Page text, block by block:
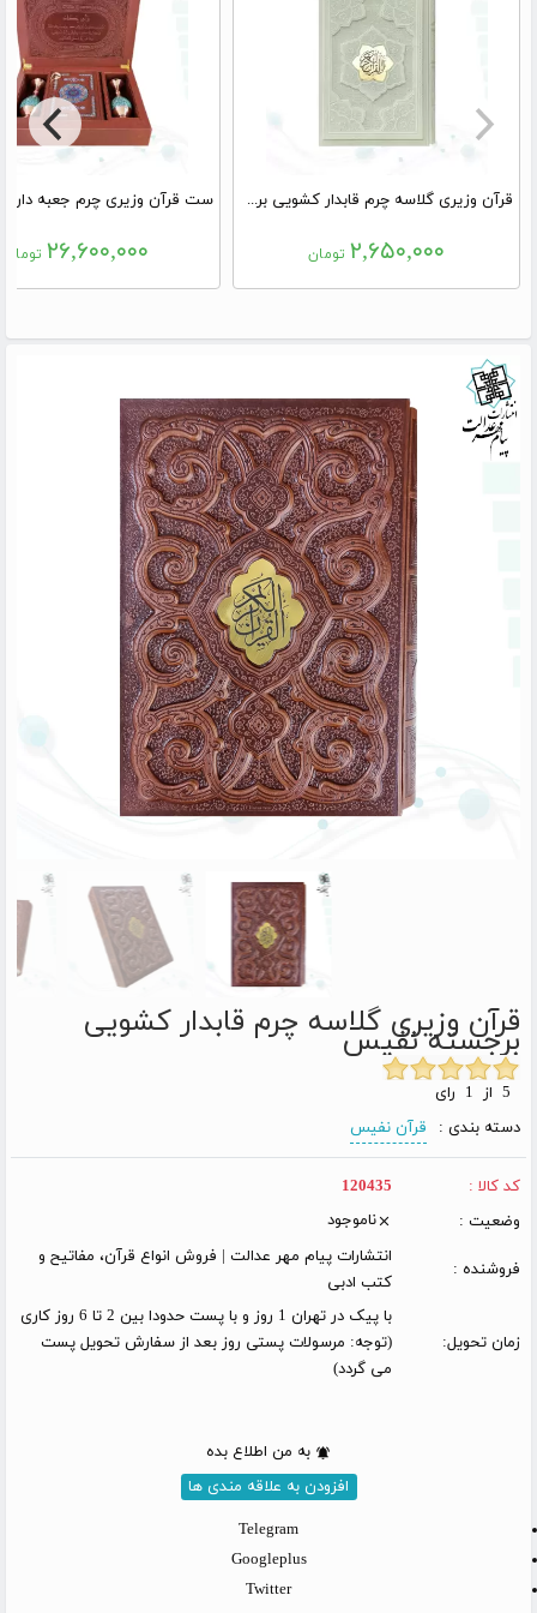
قرآن وزیری گلاسه چرم قابدار کشویی برجسته
۲,۶۵۰,۰۰۰ تومان ۲۶,۶۰۰,۰۰۰ تومان
قرآن وزیری گلاسه چرم قابدار کشویی
برجسته نفیس
دسته بندی :
قرآن نفیس
کد کالا :
120435
وضعیت :
ناموجود
فروشنده :
انتشارات پیام مهر عدالت | فروش انواع قرآن، مفاتیح و
کتب ادبی
زمان تحویل:
با پیک در تهران 1 روز و با پست حدودا بین 2 تا 6 روز کاری
(توجه: مرسولات پستی روز بعد از سفارش تحویل پست
می گردد)
به من اطلاع بده
افزودن به علاقه مندی ها
Telegram
Googleplus
Twitter